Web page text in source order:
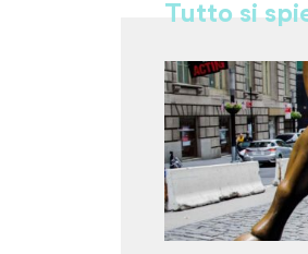
Tutto si